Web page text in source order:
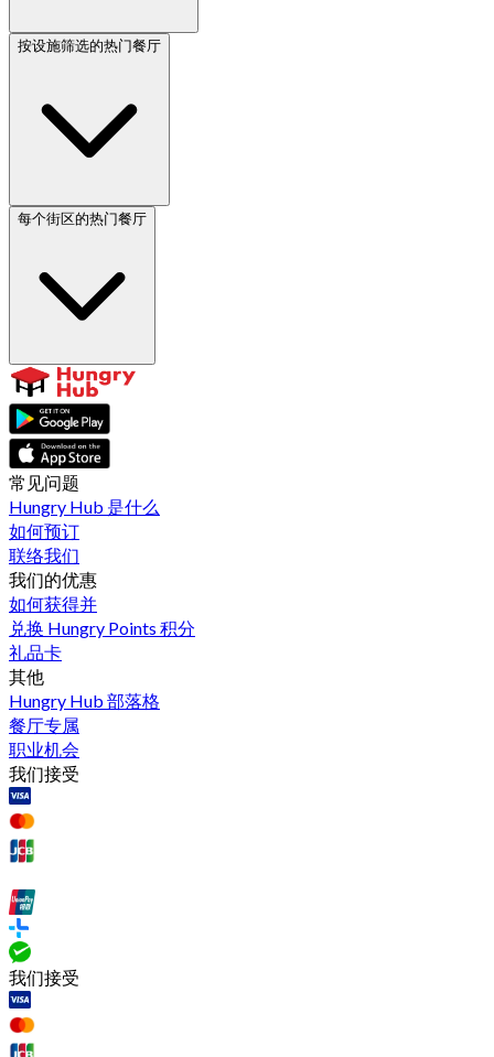
按设施筛选的热门餐厅
每个街区的热门餐厅
常见问题
Hungry Hub 是什么
如何预订
联络我们
我们的优惠
如何获得并
兑换 Hungry Points 积分
礼品卡
其他
Hungry Hub 部落格
餐厅专属
职业机会
我们接受
我们接受